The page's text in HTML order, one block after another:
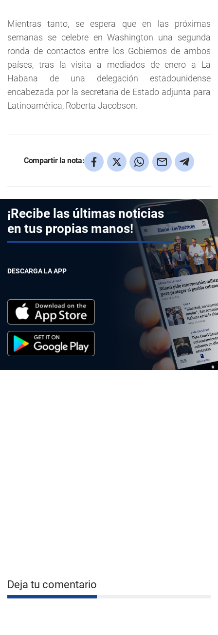
Mientras tanto, se espera que en las próximas
semanas se celebre en Washington una segunda
ronda de contactos entre los Gobiernos de ambos
países, tras la visita a mediados de enero a La
Habana de una delegación estadounidense
encabezada por la secretaria de Estado adjunta para
Latinoamérica, Roberta Jacobson.
Compartir la nota:
¡Recibe las últimas noticias
en tus propias manos!
DESCARGA LA APP
Deja tu comentario